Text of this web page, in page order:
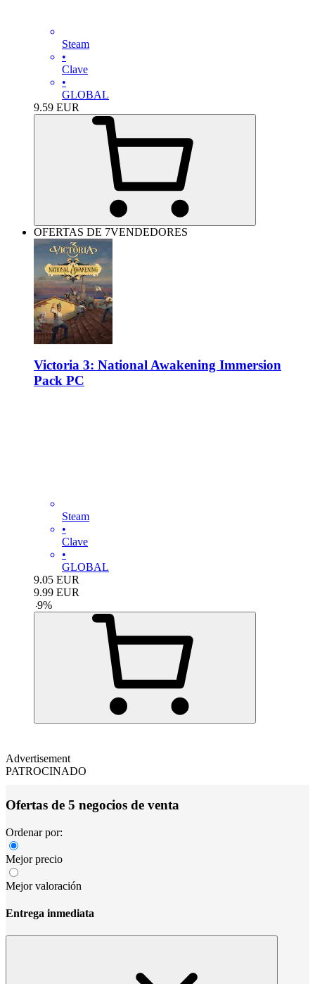
Steam
•
Clave
•
GLOBAL
9.59 EUR
OFERTAS DE 7VENDEDORES
Victoria 3: National Awakening Immersion
Pack PC
Steam
•
Clave
•
GLOBAL
9.05 EUR
9.99 EUR
-9%
Advertisement
PATROCINADO
Ofertas de 5 negocios de venta
Ordenar por:
Mejor precio
Mejor valoración
Entrega inmediata